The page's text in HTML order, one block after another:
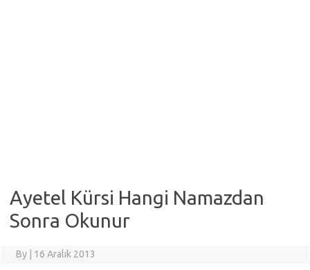
Ayetel Kürsi Hangi Namazdan
Sonra Okunur
By 16 Aralık 2013